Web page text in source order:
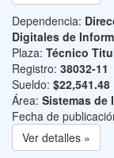
Dependencia:
Digitales de
Plaza: Técnico
Registro: 38032-11
Sueldo: $22,541.48
Área: Sistemas de
Fecha de
Ver detalles »